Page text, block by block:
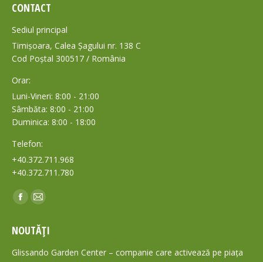
CONTACT
Sediul principal
Timișoara, Calea Șagului nr. 138 C
Cod Poștal 300517 / România
Orar:
Luni-Vineri: 8:00 - 21:00
Sâmbăta: 8:00 - 21:00
Duminica: 8:00 - 18:00
Telefon:
+40.372.711.968
+40.372.711.780
Find us on:
Facebook
opens
in
Mail
opens
in
NOUTĂȚI
Glissando Garden Center – companie care activează pe piața